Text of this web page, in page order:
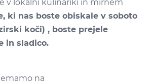
v lokalni kulinariki in mirnem
ki nas boste obiskale v soboto
koči) , boste prejele
in sladico.
na